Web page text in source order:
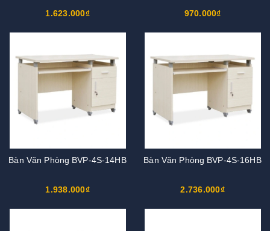
1.623.000₫ 970.000₫
Bàn Văn Phòng BVP-4S-14HB
1.938.000₫
Bàn Văn Phòng BVP-4S-16HB
2.736.000₫